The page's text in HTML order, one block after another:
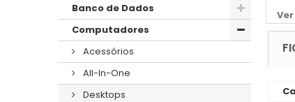
Banco de Dados
Computadores
Acessórios
All-In-One
Desktops